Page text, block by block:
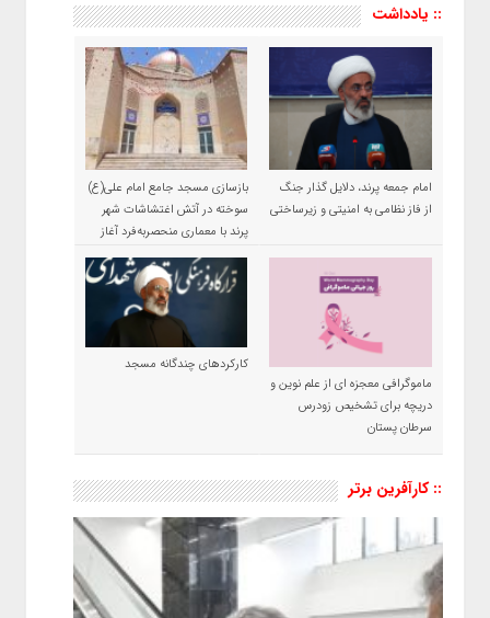
:: یادداشت
امام جمعه پرند، دلایل گذار جنگ
از فاز نظامی به امنیتی و زیرساختی
بازسازی مسجد جامع امام علی(ع)
سوخته در آتش اغتشاشات شهر
پرند با معماری منحصربه‌فرد آغاز
شد
ماموگرافی معجزه ای از علم نوین و
دریچه برای تشخیص زودرس
سرطان پستان
کارکردهای چندگانه مسجد
:: کارآفرین برتر